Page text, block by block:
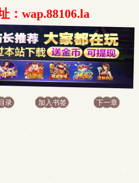
：wap.88106.la
录 加入书签 下一章